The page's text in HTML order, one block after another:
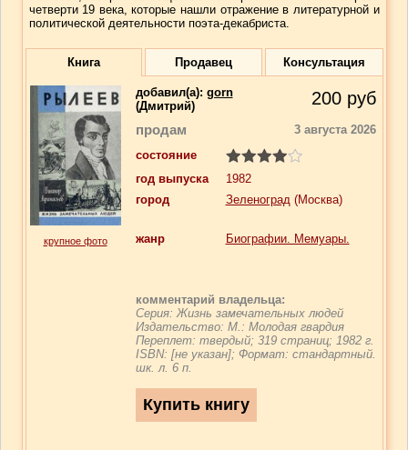
четверти 19 века, которые нашли отражение в литературной и
политической деятельности поэта-декабриста.
Книга Продавец Консультация
крупное фото
добавил(a): gorn
(Дмитрий)
200 руб
продам
3 августа 2026
состояние
год выпуска
1982
город
Зеленоград(Москва)
жанр Биографии. Мемуары.
комментарий владельца:
Серия: Жизнь замечательных людей
Издательство: М.: Молодая гвардия
Переплет: твердый; 319 страниц; 1982 г.
ISBN: [не указан]; Формат: стандартный.
шк. л. 6 п.